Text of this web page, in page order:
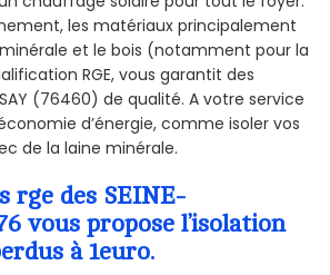
les matériaux principalement
et le bois (notamment pour la
RGE, vous garantit des
(76460) de qualité. A votre service
d’énergie, comme isoler vos
de la laine minérale.
rge des SEINE-
vous propose l’isolation
à 1euro.